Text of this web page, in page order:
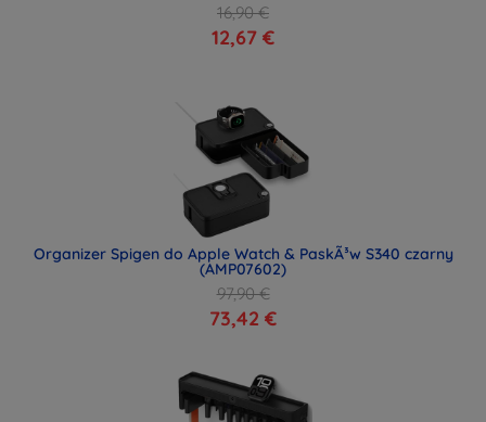
16,90 €
12,67 €
Organizer Spigen do Apple Watch & PaskÃ³w S340 czarny
(AMP07602)
97,90 €
73,42 €